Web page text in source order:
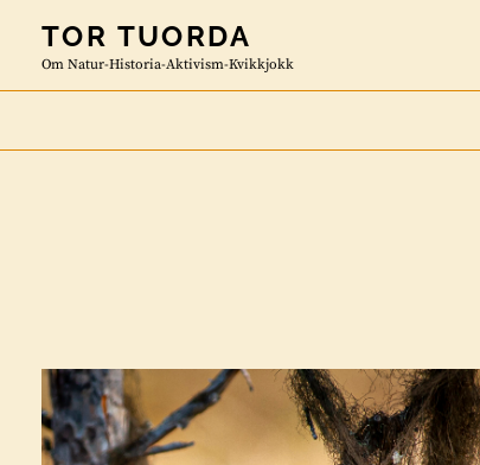
content
TOR TUORDA
Om Natur-Historia-Aktivism-Kvikkjokk